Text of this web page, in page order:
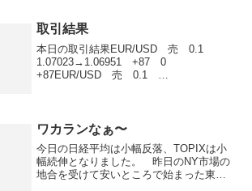
合う展開...
取引結果
本日の取引結果EUR/USD 売 0.1
1.07023→1.06951 +87 0
+87EUR/USD 売 0.1
ワカランなぁ〜
今日の日経平均は小幅反落、TOPIXは小
幅続伸となりました。 昨日のNY市場の
地合を受けて安いところで始まった東京